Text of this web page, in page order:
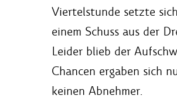
Viertelstunde setzte
einem Schuss aus der
Leider blieb der
Chancen ergaben sich
keinen Abnehmer.